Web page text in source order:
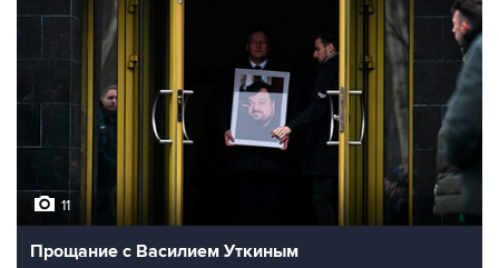
11
Прощание с Василием Уткиным